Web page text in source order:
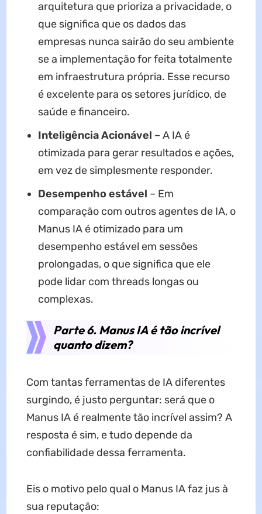
arquitetura que prioriza a privacidade, o
que significa que os dados das
empresas nunca sairão do seu ambiente
se a implementação for feita totalmente
em infraestrutura própria. Esse recurso
é excelente para os setores jurídico, de
saúde e financeiro.
Inteligência Acionável – A IA é
otimizada para gerar resultados e ações,
em vez de simplesmente responder.
Desempenho estável – Em
comparação com outros agentes de IA, o
Manus IA é otimizado para um
desempenho estável em sessões
prolongadas, o que significa que ele
pode lidar com threads longas ou
complexas.
Parte 6. Manus IA é tão incrível
quanto dizem?
Com tantas ferramentas de IA diferentes
surgindo, é justo perguntar: será que o
Manus IA é realmente tão incrível assim? A
resposta é sim, e tudo depende da
confiabilidade dessa ferramenta.
Eis o motivo pelo qual o Manus IA faz jus à
sua reputação: